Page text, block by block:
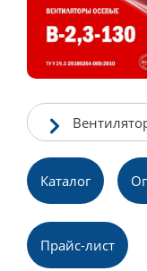
Каталог
Прайс-лист